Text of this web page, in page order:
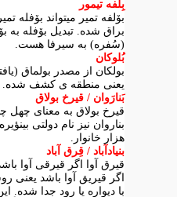
بِلفه تیمور
بۆلفه تمیر میتواند بۆفله
براق شده. تبدیل بۆفله به
(سُفره) به سیرفا هست.
بُلوکان
بولکان از مصدر بولماق
یعنی منطقه ی کشف شده.
بَنارَوان / قیرخ بولاق
قیرخ بولاق به معنای
بناروان نیز نام دولتی
هزار خانوار.
بنیادآباد / قِرق آباد
قیرق آوا اگر قیرقی آوا
اگر قیریق آوا باشد یعنی
با دیواره یا رود جدا شده.